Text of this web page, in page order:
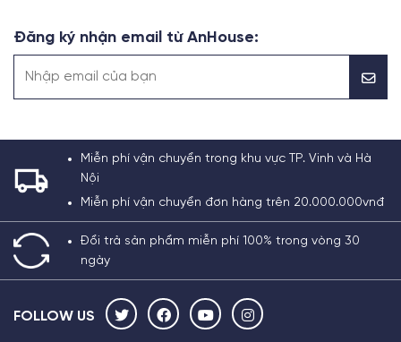
Đăng ký nhận email từ AnHouse:
Miễn phí vận chuyển trong khu vực TP. Vinh và Hà
Nội
Miễn phí vận chuyển đơn hàng trên 20.000.000vnđ
Đổi trả sản phẩm miễn phí 100% trong vòng 30
ngày
FOLLOW US